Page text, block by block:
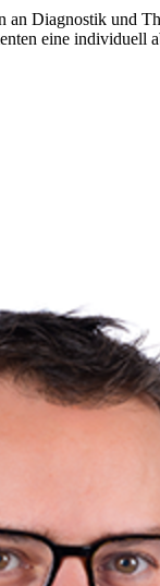
Diagnostik und
eine individuell